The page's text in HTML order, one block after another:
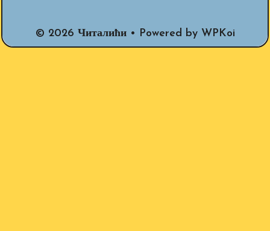
© 2026 Читалићи• Powered by WPKoi